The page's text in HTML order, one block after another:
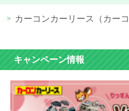
カーコンカーリース（カー
キャンペーン情報